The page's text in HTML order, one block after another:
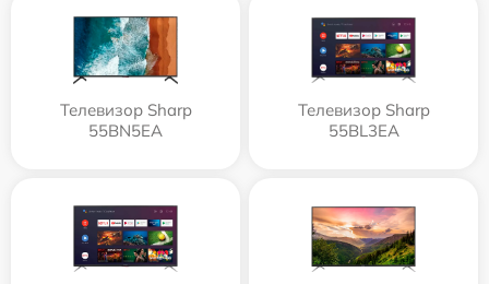
Телевизор Sharp
55BN5EA
Телевизор Sharp
55BL3EA